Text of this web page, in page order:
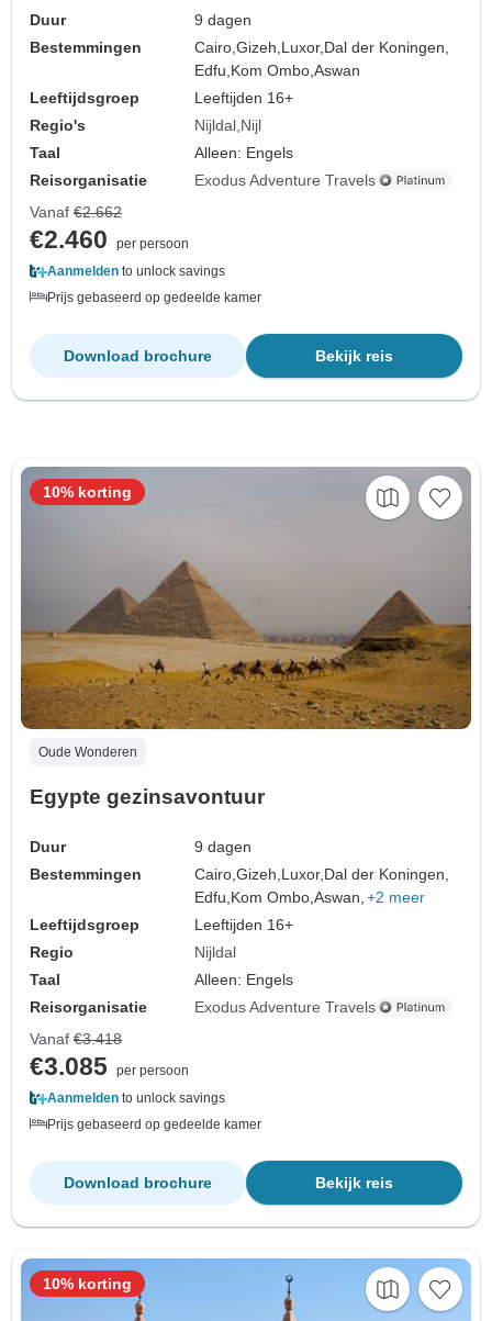
Duur
9 dagen
Bestemmingen
Cairo,Gizeh, Luxor, Dal der Koningen,
Edfu, Kom Ombo,Aswan
Leeftijdsgroep
Leeftijden 16+
Regio's
Nijldal Nijl
Taal
Alleen: Engels
Reisorganisatie
Exodus Adventure Travels
Vanaf €2.662
€2.460
per persoon
Aanmelden to unlock savings
Prijs gebaseerd op gedeelde kamer
Bekijk reis
Download brochure
Oude Wonderen
Egypte gezinsavontuur
Duur
9 dagen
Bestemmingen
Cairo,Gizeh, Luxor, Dal der Koningen,
Edfu, Kom Ombo,Aswan, +2 meer
Leeftijdsgroep
Leeftijden 16+
Regio
Nijldal
Taal
Alleen: Engels
Reisorganisatie
Exodus Adventure Travels
10% korting
Vanaf €3.418
€3.085 per persoon
Aanmelden to unlock savings
Prijs gebaseerd op gedeelde kamer
Bekijk reis
Download brochure
10% korting